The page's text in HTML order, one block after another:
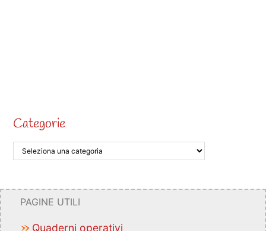
Categorie
PAGINE UTILI
Quaderni operativi